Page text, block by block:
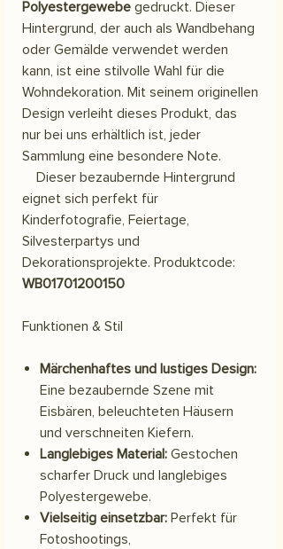
Polyestergewebe gedruckt. Dieser
Hintergrund, der auch als Wandbehang
oder Gemälde verwendet werden
kann, ist eine stilvolle Wahl für die
Wohndekoration. Mit seinem originellen
Design verleiht dieses Produkt, das
nur bei uns erhältlich ist, jeder
Sammlung eine besondere Note.
Dieser bezaubernde Hintergrund
eignet sich perfekt für
Kinderfotografie, Feiertage,
Silvesterpartys und
Dekorationsprojekte. Produktcode:
WB01701200150
Funktionen & Stil
Märchenhaftes und lustiges Design:
Eine bezaubernde Szene mit
Eisbären, beleuchteten Häusern
und verschneiten Kiefern.
Langlebiges Material: Gestochen
scharfer Druck und langlebiges
Polyestergewebe.
Vielseitig einsetzbar: Perfekt für
Fotoshootings,